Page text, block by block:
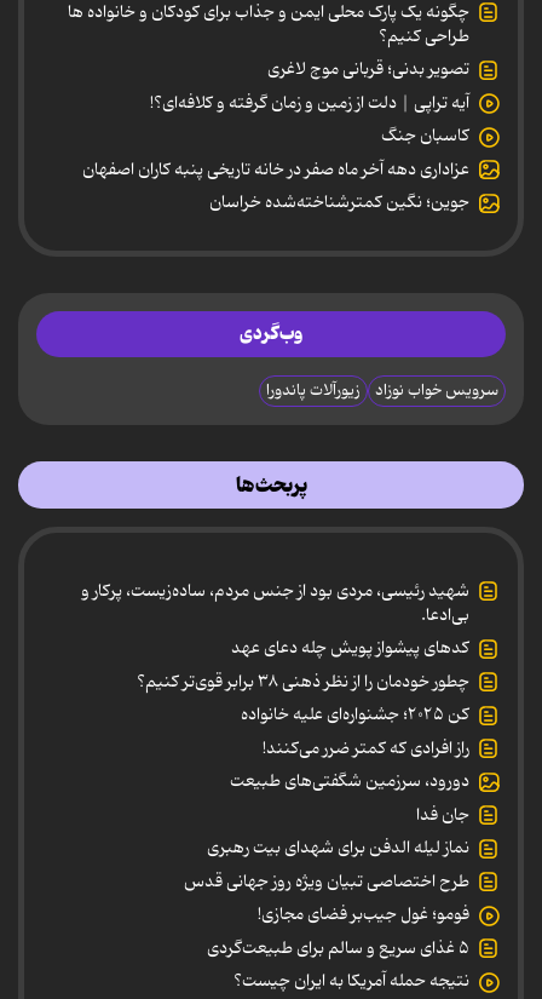
چگونه یک پارک محلی ایمن و جذاب برای کودکان و خانواده ها
طراحی کنیم؟
تصویر بدنی؛ قربانی موج لاغری
آیه تراپی | دلت از زمین و زمان گرفته و کلافه‌ای؟!
کاسبان جنگ
عزاداری دهه آخر ماه صفر در خانه تاریخی پنبه کاران اصفهان
جوین؛ نگین کمترشناخته‌شده خراسان
وب‌گردی
سرویس خواب نوزاد زیورآلات پاندورا
پربحث‌ها
شهید رئیسی، مردی بود از جنس مردم، ساده‌زیست، پرکار و
بی‌ادعا.
کدهای پیشواز پویش چله دعای عهد
چطور خودمان را از نظر ذهنی ۳۸ برابر قوی‌تر کنیم؟
کن ۲۰۲۵؛ جشنواره‌ای علیه خانواده
راز افرادی که کمتر ضرر می‌کنند!
دورود، سرزمین شگفتی‌های طبیعت
جان فدا
نماز لیله الدفن برای شهدای بیت رهبری
طرح اختصاصی تبیان ویژه روز جهانی قدس
فومو؛ غول جیب‌بر فضای مجازی!
۵ غذای سریع و سالم برای طبیعت‌گردی
نتیجه حمله آمریکا به ایران چیست؟